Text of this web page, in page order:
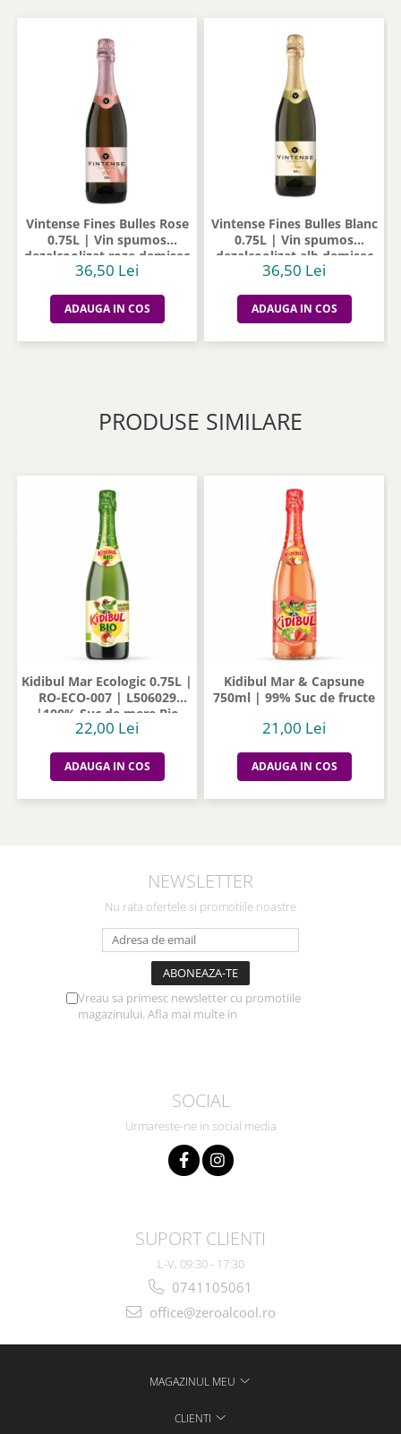
Vintense Fines Bulles Rose
0.75L | Vin spumos
dezalcoolizat roze demisec
36,50 Lei
ADAUGA IN COS
Vintense Fines Bulles Blanc
0.75L | Vin spumos
dezalcoolizat alb demisec
36,50 Lei
ADAUGA IN COS
PRODUSE SIMILARE
Kidibul Mar Ecologic 0.75L |
RO-ECO-007 | L506029
|100% Suc de mere Bio
22,00 Lei
ADAUGA IN COS
Kidibul Mar & Capsune
750ml | 99% Suc de fructe
21,00 Lei
ADAUGA IN COS
NEWSLETTER
Nu rata ofertele si promotiile noastre
Vreau sa primesc newsletter cu promotiile
magazinului. Afla mai multe in
SOCIAL
Urmareste-ne in social media
SUPORT CLIENTI
L-V, 09:30 - 17:30
0741105061
office@zeroalcool.ro
MAGAZINUL MEU
CLIENTI